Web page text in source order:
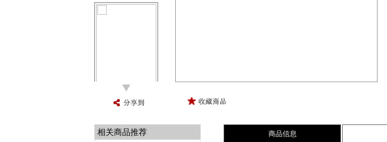
相关商品推荐 商品信息